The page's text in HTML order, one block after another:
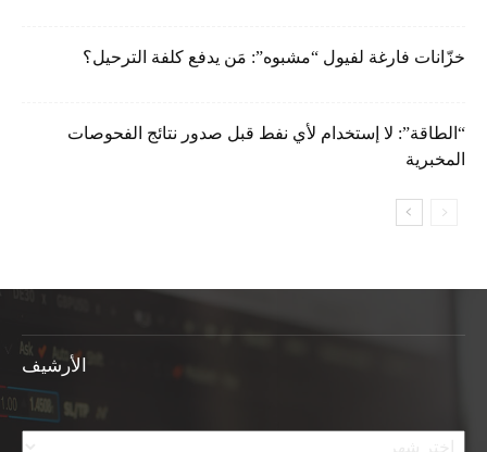
خزّانات فارغة لفيول “مشبوه”: مَن يدفع كلفة الترحيل؟
“الطاقة”: لا إستخدام لأي نفط قبل صدور نتائج الفحوصات
المخبرية
الأرشيف
الأرشيف